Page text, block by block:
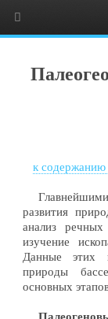
к содержанию
развития
анализ речных
изучение
Данные этих
природы
основных